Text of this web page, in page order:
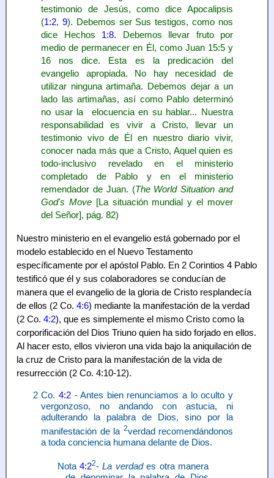
testimonio de Jesús, como dice Apocalipsis
(1:2, 9). Debemos ser Sus testigos, como nos
dice Hechos 1:8. Debemos llevar fruto por
medio de permanecer en Él, como Juan 15:5 y
16 nos dice. Esta es la predicación del
evangelio apropiada. No hay necesidad de
utilizar ninguna artimaña. Debemos dejar a un
lado las artimañas, así como Pablo determinó
no usar la elocuencia en su hablar... Nuestra
responsabilidad es vivir a Cristo, llevar un
testimonio vivo de Él en nuestro diario vivir,
conocer nada más que a Cristo, Aquel quien es
todo-inclusivo revelado en el ministerio
completado de Pablo y en el ministerio
remendador de Juan. (The World Situation and
God's Move[La situación mundial y el mover
del Señor], pág. 82)
Nuestro ministerio en el evangelio está gobernado por el
modelo establecido en el Nuevo Testamento
específicamente por el apóstol Pablo. En 2 Corintios 4 Pablo
testificó que él y sus colaboradores se conducían de
manera que el evangelio de la gloria de Cristo resplandecía
de ellos (2 Co. 4:6) mediante la manifestación de la verdad
(2 Co. 4:2), que es simplemente el mismo Cristo como la
corporificación del Dios Triuno quien ha sido forjado en ellos.
Al hacer esto, ellos vivieron una vida bajo la aniquilación de
la cruz de Cristo para la manifestación de la vida de
resurrección (2 Co. 4:10-12).
2 Co. 4:2- Antes bien renunciamos a lo oculto y
vergonzoso, no andando con astucia, ni
adulterando la palabra de Dios, sino por la
manifestación de la 2verdad recomendándonos
a toda conciencia humana delante de Dios.
Nota4:22-La verdades otra manera